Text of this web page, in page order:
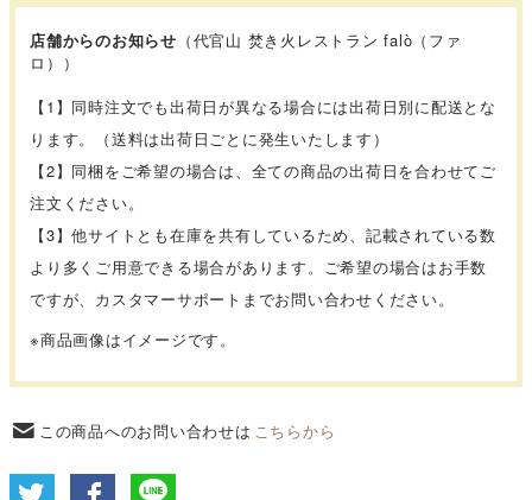
店舗からのお知らせ （代官山 焚き火レストラン falò（ファ
ロ））
【1】同時注文でも出荷日が異なる場合には出荷日別に配送とな
ります。（送料は出荷日ごとに発生いたします）
【2】同梱をご希望の場合は、全ての商品の出荷日を合わせてご
注文ください。
【3】他サイトとも在庫を共有しているため、記載されている数
より多くご用意できる場合があります。ご希望の場合はお手数
ですが、カスタマーサポートまでお問い合わせください。
※商品画像はイメージです。
この商品へのお問い合わせは こちらから